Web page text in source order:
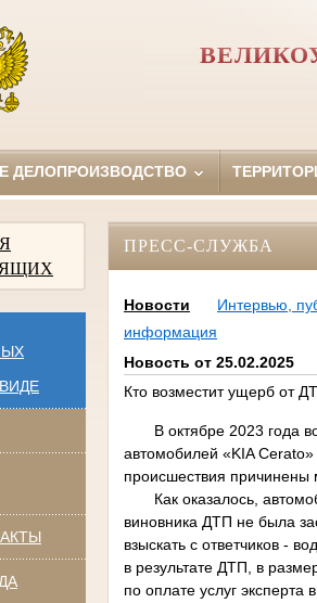
ДЕЛОПРОИЗВОДСТВО
ПРЕСС-СЛУЖБА
Новости Интервью,
информация
Новость от 25.02.2025
Кто возместит ущерб от
В октябре 2023 года
автомобилей «KIA
происшествия причинены
Как оказалось,
виновника ДТП не была
взыскать с ответчиков -
в результате ДТП, в
по оплате услуг